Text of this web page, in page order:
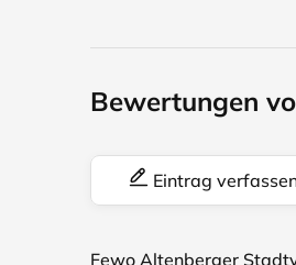
Bewertungen
Eintrag
Fewo Altenberger